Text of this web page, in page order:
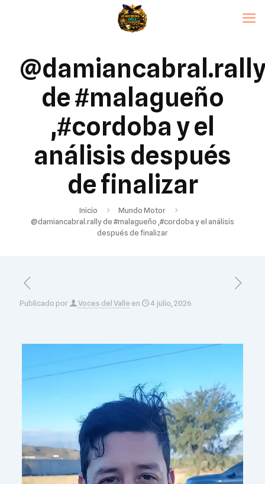
de #malagueño
,#cordoba y el
análisis después
de finalizar
Inicio
Mundo Motor
@damiancabral.rally de #malagueño ,#cordoba y el análisis
después de finalizar
Publicado por Voces del Valle en 4 julio, 2026